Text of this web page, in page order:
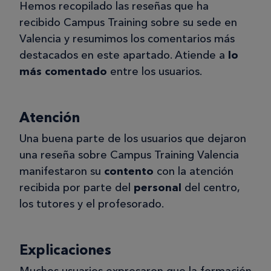
Hemos recopilado las reseñas que ha
recibido Campus Training sobre su sede en
Valencia y resumimos los comentarios más
destacados en este apartado. Atiende a lo
más comentado entre los usuarios.
Atención
Una buena parte de los usuarios que dejaron
una reseña sobre Campus Training Valencia
manifestaron su contento con la atención
recibida por parte del personal del centro,
los tutores y el profesorado.
Explicaciones